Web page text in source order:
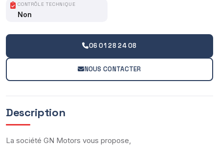
CONTRÔLE TECHNIQUE
Non
06 01 28 24 08
NOUS CONTACTER
Description
La société GN Motors vous propose,